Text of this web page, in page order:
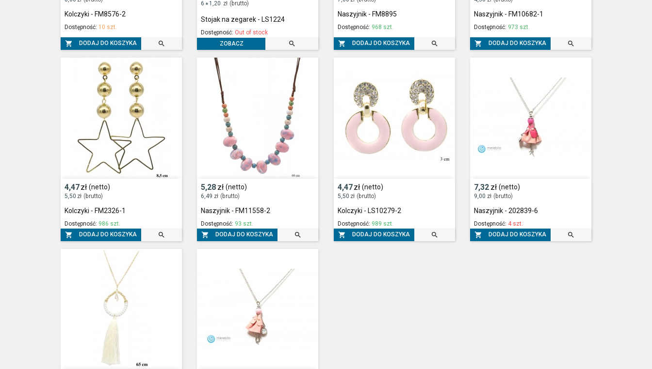
Kolczyki - FM8576-2
Dostępność: 10 szt.
 DODAJ DO KOSZYKA 
6 * 1,20 zł (brutto)
Stojak na zegarek - LS1224
Dostępność: Out of stock
ZOBACZ

Naszyjnik - FM8895
Dostępność: 968 szt.
 DODAJ DO KOSZYKA 
Naszyjnik - FM10682-1
Dostępność: 973 szt.
 DODAJ DO KOSZYKA 
4,47zł (netto)
5,50 zł (brutto)
Kolczyki - FM2326-1
Dostępność: 986 szt.
 DODAJ DO KOSZYKA 
5,28 zł (netto)
6,49 zł (brutto)
Naszyjnik - FM11558-2
Dostępność: 93 szt.
 DODAJ DO KOSZYKA 
4,47zł (netto)
5,50 zł (brutto)
Kolczyki - LS10279-2
Dostępność: 989 szt.
 DODAJ DO KOSZYKA 
7,32 zł (netto)
9,00 zł (brutto)
Naszyjnik - 202839-6
Dostępność: 4 szt.
 DODAJ DO KOSZYKA 